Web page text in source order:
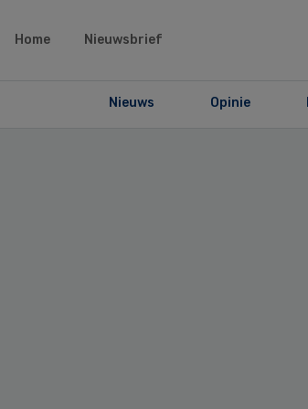
Home Nieuwsbrief
Nieuws Opinie